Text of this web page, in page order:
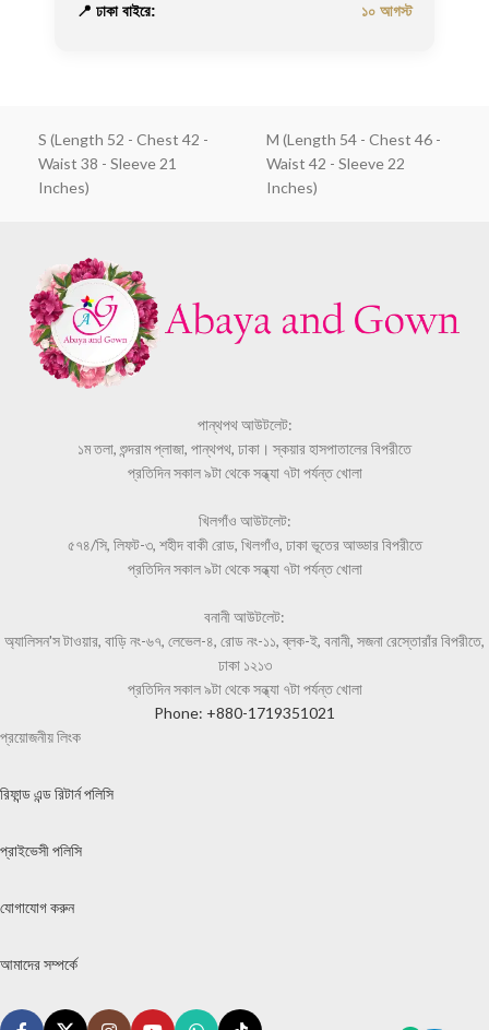
📍 ঢাকা বাইরে: ১০ আগস্ট
S (Length 52 - Chest 42 -
Waist 38 - Sleeve 21
Inches)
M (Length 54 - Chest 46 -
Waist 42 - Sleeve 22
Inches)
পান্থপথ আউটলেট:
১ম তলা, শুন্দরাম প্লাজা, পান্থপথ, ঢাকা। স্কয়ার হাসপাতালের বিপরীতে
প্রতিদিন সকাল ৯টা থেকে সন্ধ্যা ৭টা পর্যন্ত খোলা
খিলগাঁও আউটলেট:
৫৭৪/সি, লিফট-৩, শহীদ বাকী রোড, খিলগাঁও, ঢাকা ভূতের আড্ডার বিপরীতে
প্রতিদিন সকাল ৯টা থেকে সন্ধ্যা ৭টা পর্যন্ত খোলা
বনানী আউটলেট:
অ্যালিসন'স টাওয়ার, বাড়ি নং-৬৭, লেভেল-৪, রোড নং-১১, ব্লক-ই, বনানী, সজনা রেস্তোরাঁর বিপরীতে,
ঢাকা ১২১৩
প্রতিদিন সকাল ৯টা থেকে সন্ধ্যা ৭টা পর্যন্ত খোলা
Phone: +880-1719351021
প্রয়োজনীয় লিংক
রিফান্ড এন্ড রিটার্ন পলিসি
প্রাইভেসী পলিসি
যোগাযোগ করুন
আমাদের সম্পর্কে